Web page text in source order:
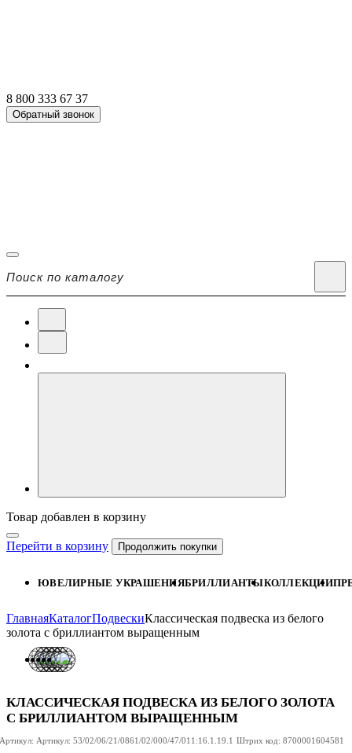
8 800 333 67 37
Обратный звонок
Товар добавлен в корзину
Перейти в корзину Продолжить покупки
ЮВЕЛИРНЫЕ УКРАШЕНИЯБРИЛЛИАНТЫКОЛЛЕКЦИИ
ГлавнаяКаталогПодвескиКлассическая подвеска из белого
золота с бриллиантом выращенным
КЛАССИЧЕСКАЯ ПОДВЕСКА ИЗ БЕЛОГО ЗОЛОТА
С БРИЛЛИАНТОМ ВЫРАЩЕННЫМ
Артикул: Артикул: 53/02/06/21/0861/02/000/47/011:16.1.19.1 Штрих код: 8700001604581